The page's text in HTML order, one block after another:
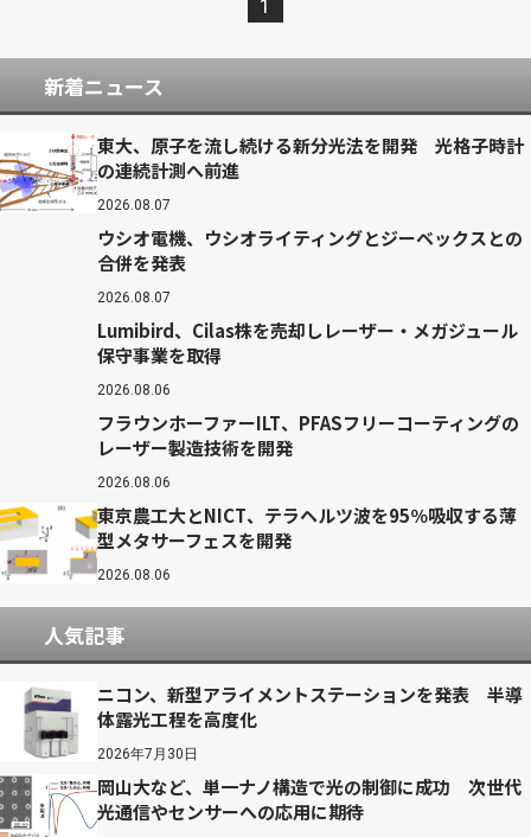
1
新着ニュース
東大、原子を流し続ける新分光法を開発 光格子時計
の連続計測へ前進
2026.08.07
ウシオ電機、ウシオライティングとジーベックスとの
合併を発表
2026.08.07
Lumibird、Cilas株を売却しレーザー・メガジュール
保守事業を取得
2026.08.06
フラウンホーファーILT、PFASフリーコーティングの
レーザー製造技術を開発
2026.08.06
東京農工大とNICT、テラヘルツ波を95％吸収する薄
型メタサーフェスを開発
2026.08.06
人気記事
ニコン、新型アライメントステーションを発表 半導
体露光工程を高度化
2026年7月30日
岡山大など、単一ナノ構造で光の制御に成功 次世代
光通信やセンサーへの応用に期待